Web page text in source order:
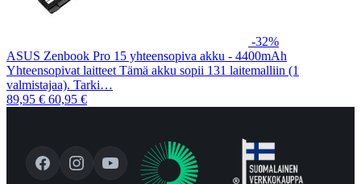
-32%
ASUS Zenbook Pro 15 yhteensopiva akku - 4400mAh
Yhteensopivat laitteet Tämä akku sopii 131 laitemalliin (1
valmistajaa). Tarki…
89,95 € 60,95 €